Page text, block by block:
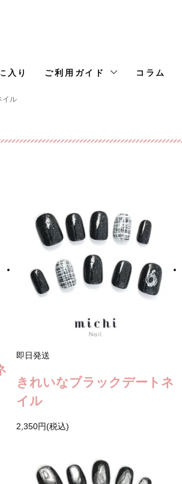
入り ご利用ガイド コラム
イル
即日発送
きれいなブラックデートネ
イル
2,350円(税込)